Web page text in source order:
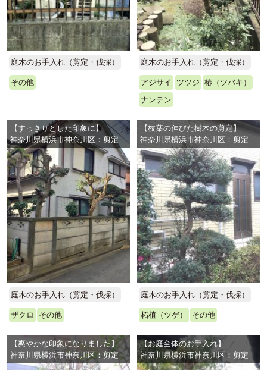
庭木のお手入れ（剪定・伐採）
その他
庭木のお手入れ（剪定・伐採）
アジサイ ツツジ
椿（ツバキ）
ナンテン
【すっきりとした印象に】
神奈川県横浜市神奈川区：剪定
庭木のお手入れ（剪定・伐採）
ザクロ その他
【枝葉の伸びた樹木の剪定】
神奈川県横浜市神奈川区：剪定
庭木のお手入れ（剪定・伐採）
柘植（ツゲ） その他
【爽やかな印象になりました】
神奈川県横浜市神奈川区：剪定
【お庭全体のお手入れ】
神奈川県横浜市神奈川区：剪定